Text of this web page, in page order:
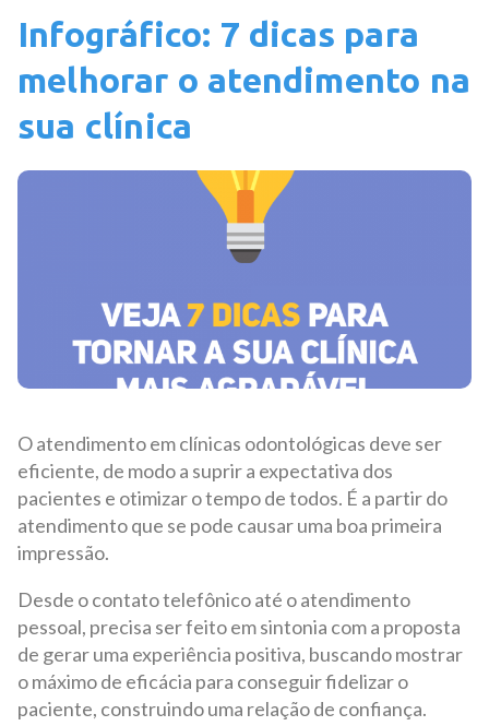
Infográfico: 7 dicas para
melhorar o atendimento na
sua clínica
O atendimento em clínicas odontológicas deve ser
eficiente, de modo a suprir a expectativa dos
pacientes e otimizar o tempo de todos. É a partir do
atendimento que se pode causar uma boa primeira
impressão.
Desde o contato telefônico até o atendimento
pessoal, precisa ser feito em sintonia com a proposta
de gerar uma experiência positiva, buscando mostrar
o máximo de eficácia para conseguir fidelizar o
paciente, construindo uma relação de confiança.